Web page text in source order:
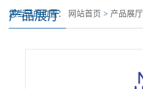
产品展厅
您当前的位置： 网站首页 > 产品展厅